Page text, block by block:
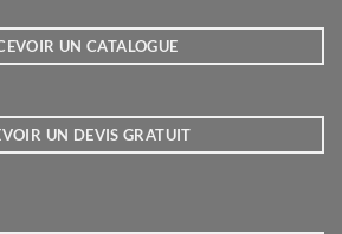
UN CATALOGUE
UN DEVIS GRATUIT